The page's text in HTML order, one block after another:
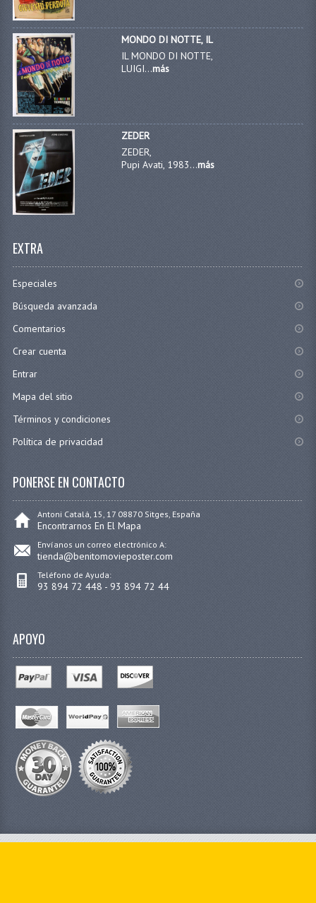
MONDO DI NOTTE, IL
IL MONDO DI NOTTE,
LUIGI...más
ZEDER
ZEDER,
Pupi Avati, 1983...más
EXTRA
Especiales
Búsqueda avanzada
Comentarios
Crear cuenta
Entrar
Mapa del sitio
Términos y condiciones
Política de privacidad
PONERSE EN CONTACTO
Antoni Catalá, 15, 17 08870 Sitges, España
Encontrarnos En El Mapa
Envíanos un correo electrónico A:
tienda@benitomovieposter.com
Teléfono de Ayuda:
93 894 72 448 - 93 894 72 44
APOYO